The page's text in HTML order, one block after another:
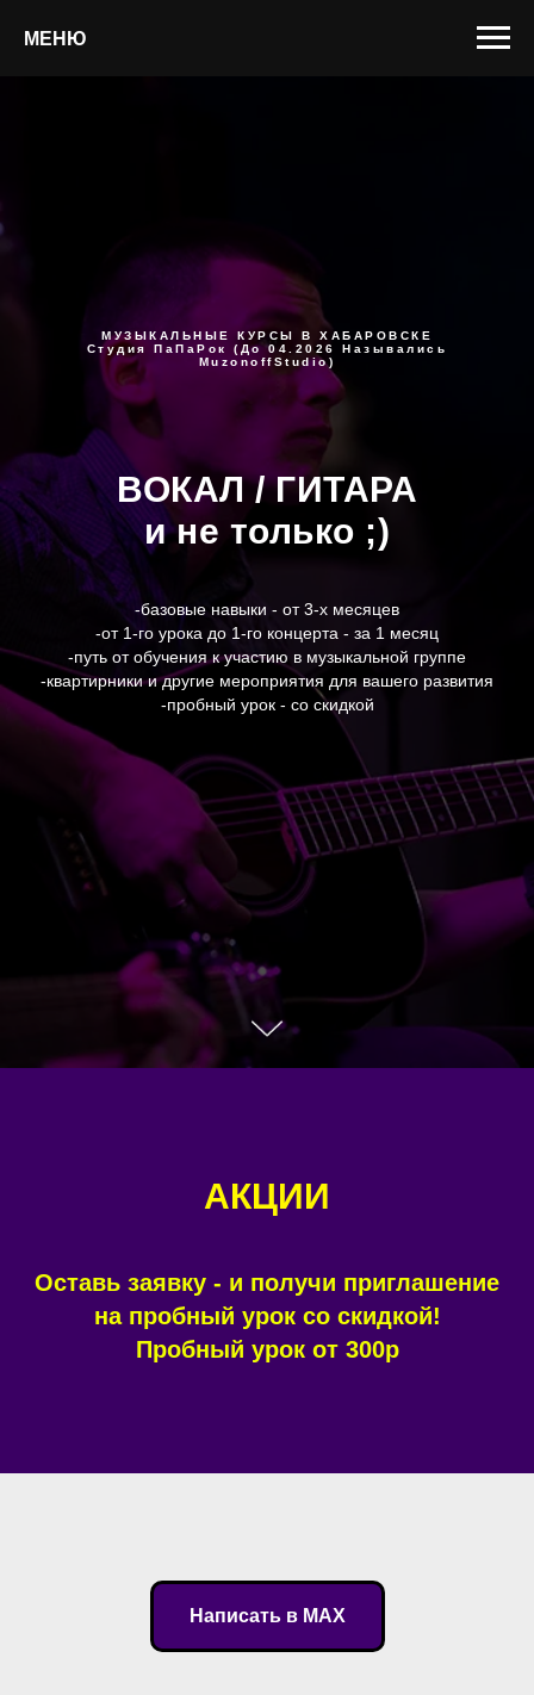
МЕНЮ
МУЗЫКАЛЬНЫЕ КУРСЫ В ХАБАРОВСКЕ
Студия ПаПаРок (до 04.2026 Назывались
MuzonoffStudio)
ВОКАЛ / ГИТАРА
и не только ;)
-базовые навыки - от 3-х месяцев
-от 1-го урока до 1-го концерта - за 1 месяц
-путь от обучения к участию в музыкальной группе
-квартирники и другие мероприятия для вашего развития
-пробный урок - со скидкой
АКЦИИ
Оставь заявку - и получи приглашение
на пробный урок со скидкой!
Пробный урок от 300р
Написать в MAX